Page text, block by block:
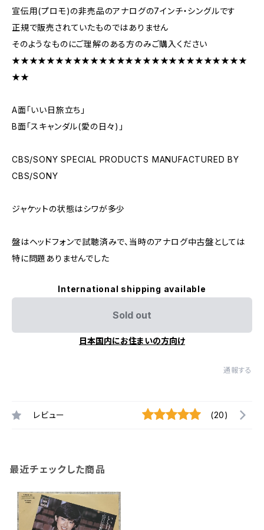
宣伝用(プロモ)の非売品のアナログの7インチ・シングルです
正規で販売されていたものではありません
そのようなものにご理解のある方のみご購入ください
★★★★★★★★★★★★★★★★★★★★★★★★★★★
★★
A面「いい日旅立ち」
B面「スキャンダル(愛の日々)」
CBS/SONY SPECIAL PRODUCTS MANUFACTURED BY
CBS/SONY
ジャケットの状態はシワが多少
盤はヘッドフォンで試聴済みで、当時のアナログ中古盤としては
特に問題ありませんでした
International shipping available
Sold out
日本国内にお住まいの方向け
通報する
レビュー (20)
最近チェックした商品